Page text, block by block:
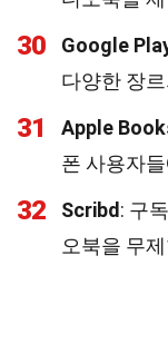
30 Google
다양한 장
31 Apple
폰 사용자
32 Scribd : 구
오북을 무